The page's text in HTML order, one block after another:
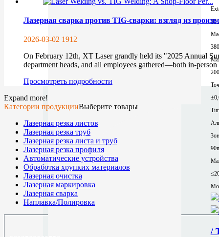
/
Лазерная сварка против TIG-сварки: взгляд из
2026-03-02 1912
On February 12th, XT Laser grandly held its "2025 Annual
department heads, and all employees gathered—both in-
Просмотреть подробности
Expand more!
Категории продукцииВыберите товары
Лазерная резка листов
Лазерная резка труб
Лазерная резка листа и труб
Лазерная резка профиля
Автоматические устройства
Обработка хрупких материалов
Лазерная очистка
Лазерная маркировка
Лазерная сварка
Наплавка/Полировка